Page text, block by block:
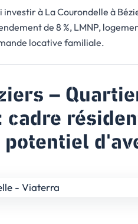
investir à La Courondelle à
de 8 %, LMNP,
locative familiale.
–
cadre